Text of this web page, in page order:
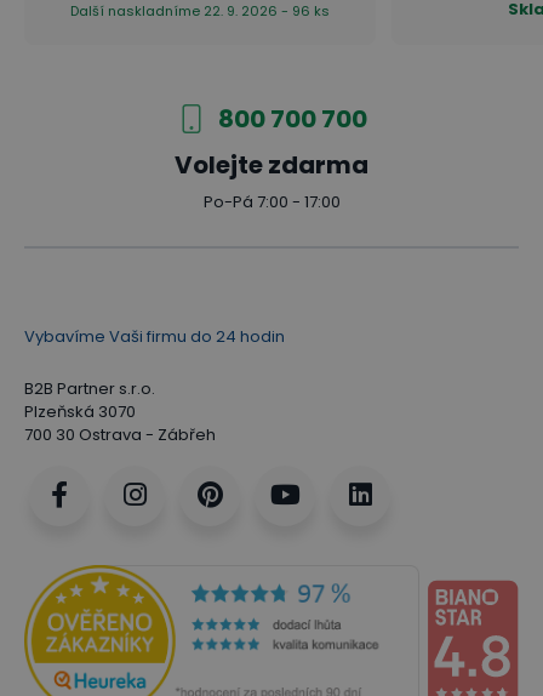
Další naskladníme 22. 9. 2026 - 96 ks
800 700 700
Volejte zdarma
Po-Pá 7:00 - 17:00
Vybavíme Vaši firmu do 24 hodin
B2B Partner s.r.o.
Plzeňská 3070
700 30 Ostrava - Zábřeh